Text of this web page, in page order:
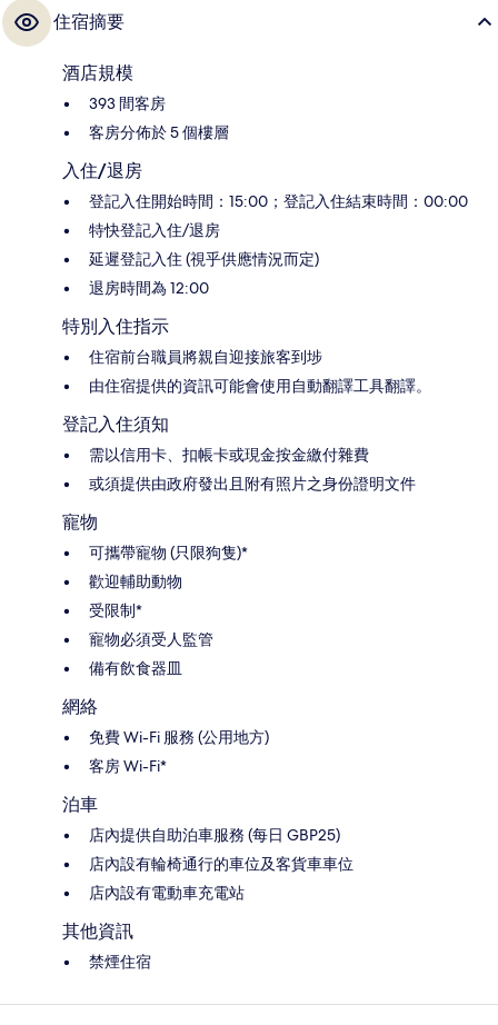
住宿摘要
酒店規模
393 間客房
客房分佈於 5 個樓層
入住/退房
登記入住開始時間：15:00；登記入住結束時間：00:00
特快登記入住/退房
延遲登記入住 (視乎供應情況而定)
退房時間為 12:00
特別入住指示
住宿前台職員將親自迎接旅客到埗
由住宿提供的資訊可能會使用自動翻譯工具翻譯。
登記入住須知
需以信用卡、扣帳卡或現金按金繳付雜費
或須提供由政府發出且附有照片之身份證明文件
寵物
可攜帶寵物 (只限狗隻)*
歡迎輔助動物
受限制*
寵物必須受人監管
備有飲食器皿
網絡
免費 Wi-Fi 服務 (公用地方)
客房 Wi-Fi*
泊車
店內提供自助泊車服務 (每日 GBP25)
店內設有輪椅通行的車位及客貨車車位
店內設有電動車充電站
其他資訊
禁煙住宿